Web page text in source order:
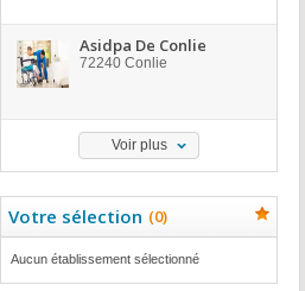
Asidpa De Conlie
72240 Conlie
Voir plus
Votre sélection (0)
Aucun établissement sélectionné